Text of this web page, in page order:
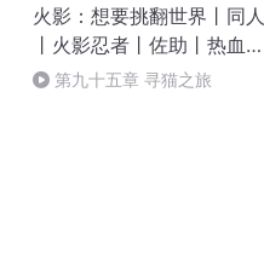
火影：想要挑翻世界丨同人
丨火影忍者丨佐助丨热血丨
动漫第九十五章 寻猫之旅